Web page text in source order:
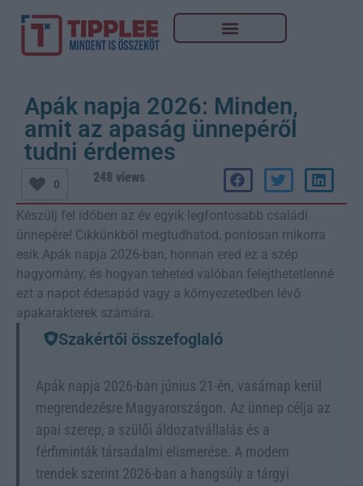
Apák napja 2026: Minden,
amit az apaság ünnepéről
tudni érdemes
0 248 views
Készülj fel időben az év egyik legfontosabb családi
ünnepére! Cikkünkből megtudhatod, pontosan mikorra
esik Apák napja 2026-ban, honnan ered ez a szép
hagyomány, és hogyan teheted valóban felejthetetlenné
ezt a napot édesapád vagy a környezetedben lévő
apakarakterek számára.
Szakértői összefoglaló
Apák napja 2026-ban június 21-én, vasárnap kerül
megrendezésre Magyarországon. Az ünnep célja az
apai szerep, a szülői áldozatvállalás és a
férfiminták társadalmi elismerése. A modern
trendek szerint 2026-ban a hangsúly a tárgyi